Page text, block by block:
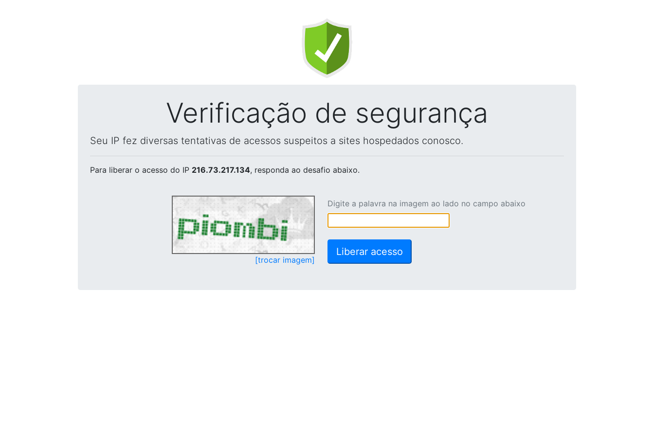
Verificação de segurança
Seu IP fez diversas tentativas de acessos suspeitos a sites hospedados conosco.
Para liberar o acesso do IP 216.73.217.134, responda ao desafio abaixo.
[trocar imagem]
Digite a palavra na imagem ao lado no campo abaixo